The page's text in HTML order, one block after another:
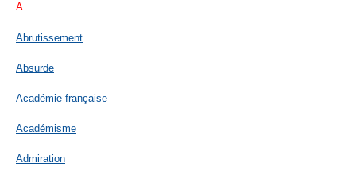
A
Abrutissement
Absurde
Académie française
Académisme
Admiration